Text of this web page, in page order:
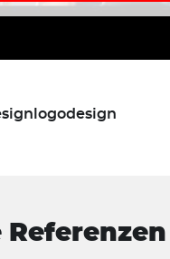
logodesign
Referenzen